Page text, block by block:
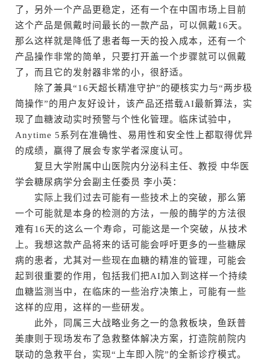
了，另外一个产品更稳定，还有一个在中国市场上目前
这个产品是佩戴时间最长的一款产品，可以佩戴16天。
那么这样就是降低了患者每一天的投入成本，还有一个
产品操作非常的简单，只要打开盖一个步骤就可以佩戴
了，而且它的发射器非常的小，很舒适。
除了兼具“16天超长精准守护”的硬核实力与“两步极
简操作”的用户友好设计，该产品还搭载AI最新算法，实
现了血糖波动实时预警与个性化管理。临床试验中，
Anytime 5系列在准确性、易用性和安全性上都取得优异
的成绩，赢得了展会专家学者深度认可。
复旦大学附属中山医院内分泌科主任、教授 中华医
学会糖尿病学分会副主任委员 李小英：
实际上我们过去可能有一些技术上的突破，那么第
一个可能就是本身的检测的方法，一般的酶学的方法很
难有16天的这么一个寿命，可能这是一个突破，从技术
上。我想这款产品将来的话可能会呼吁更多的一些糖尿
病的患者，尤其对一些现在血糖的精准的管理，可能会
起到很重要的作用，包括我们把AI加入到这样一个持续
血糖监测当中，在临床的一些治疗决策上，可能有一些
这样的应用，这样的一些研发。
此外，同属三大战略业务之一的急救板块，鱼跃普
美康则于现场发布了急救整体解决方案，打造院前院内
联动的急救平台，实现“上车即入院”的全新诊疗模式。